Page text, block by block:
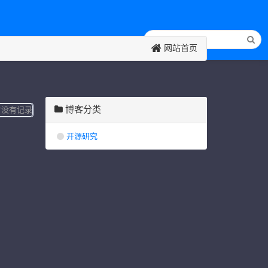
网站首页
有记录 博客分类
开源研究